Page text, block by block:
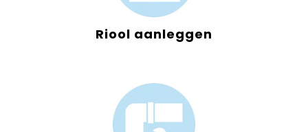
Riool aanleggen